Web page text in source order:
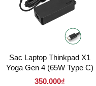
Sạc Laptop Thinkpad X1
Yoga Gen 4 (65W Type C)
350.000₫